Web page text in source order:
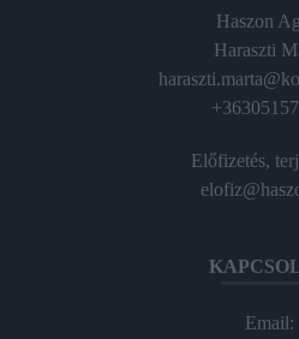
Haszon
Haraszti
Előfizetés,
Email: